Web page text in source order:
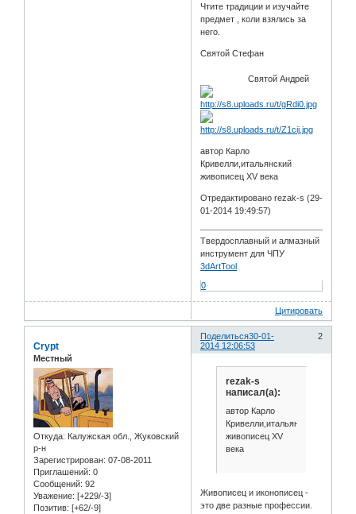
Чтите традиции и изучайте
предмет , коли взялись за
него.
Святой Стефан
Святой Андрей
автор Карло
Кривелли,итальянский
живописец XV века
Отредактировано rezak-s (29-
01-2014 19:49:57)
Твердосплавный и алмазный
инструмент для ЧПУ
3dArtTool
0
Цитировать
Поделиться 2
30-01-
2014 12:06:53
Crypt
Местный
Откуда: Калужская обл., Жуковский
р-н
Зарегистрирован: 07-08-2011
Приглашений: 0
Сообщений: 92
Уважение: [+229/-3]
Позитив: [+62/-9]
rezak-s
написал(а):
автор Карло
Кривелли,итальянский
живописец XV
века
Живописец и иконописец -
это две разные профессии.